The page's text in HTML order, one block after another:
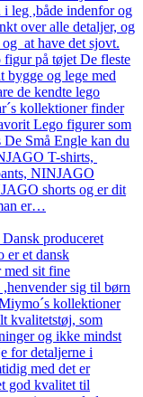
leg ,både indenfor og
over alle detaljer, og
at have det sjovt.
på tøjet De fleste
bygge og lege med
de kendte lego
kollektioner finder
Lego figurer som
Små Engle kan du
T-shirts,
NINJAGO
shorts og er dit
er…
produceret
er et dansk
med sit fine
sig til børn
kollektioner
kvalitetstøj, som
og ikke mindst
for detaljerne i
med det er
god kvalitet til